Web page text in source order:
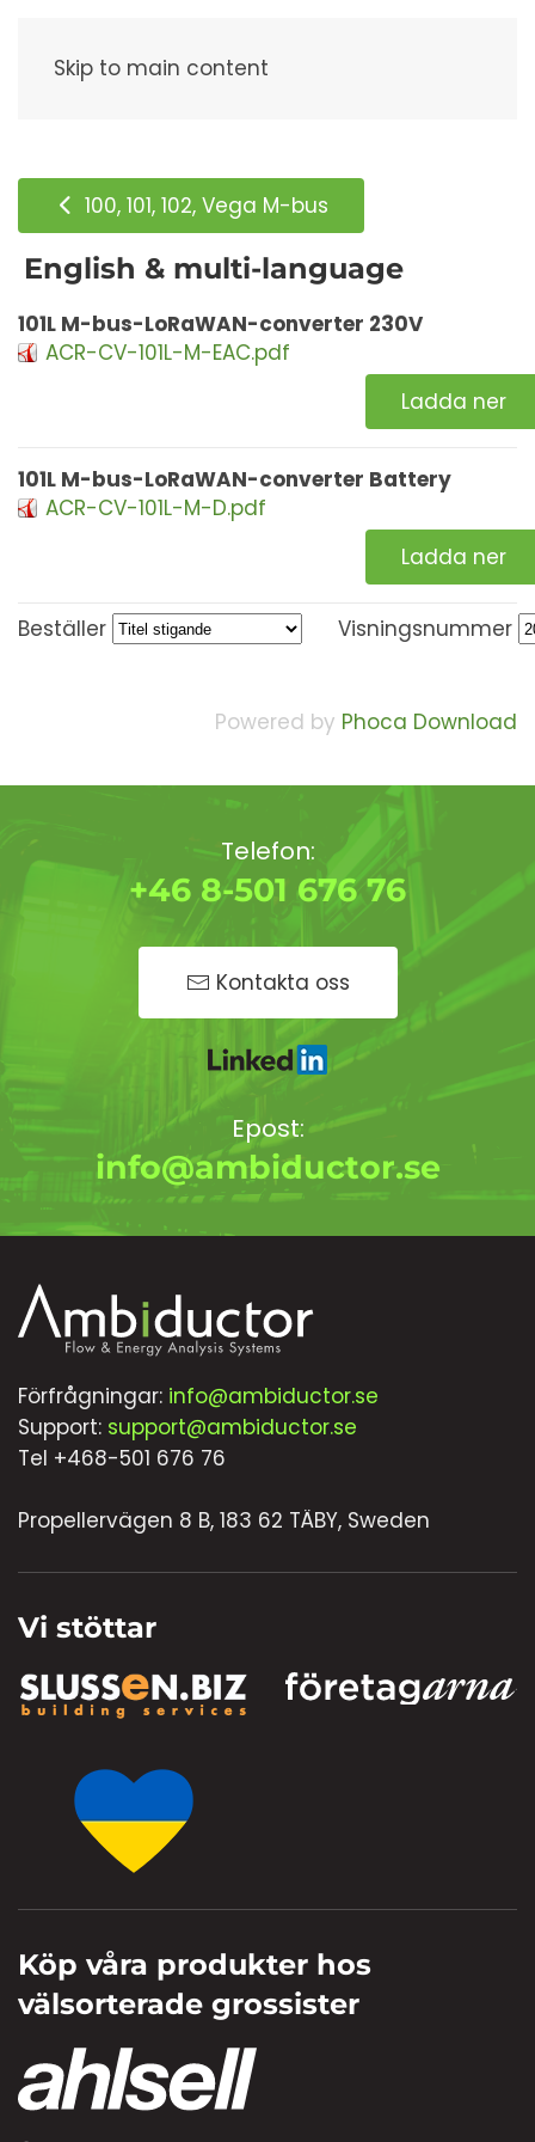
Skip to main content
100, 101, 102, Vega M-bus
English & multi-language
101L M-bus-LoRaWAN-converter 230V
ACR-CV-101L-M-EAC.pdf
Ladda ner
101L M-bus-LoRaWAN-converter Battery
ACR-CV-101L-M-D.pdf
Ladda ner
Beställer Visningsnummer
Powered by Phoca Download
Telefon:
+46 8-501 676 76
Kontakta oss
Epost:
info@ambiductor.se
Förfrågningar: info@ambiductor.se
Support: support@ambiductor.se
Tel +468-501 676 76
Propellervägen 8 B, 183 62 TÄBY, Sweden
Vi stöttar
Köp våra produkter hos
välsorterade grossister